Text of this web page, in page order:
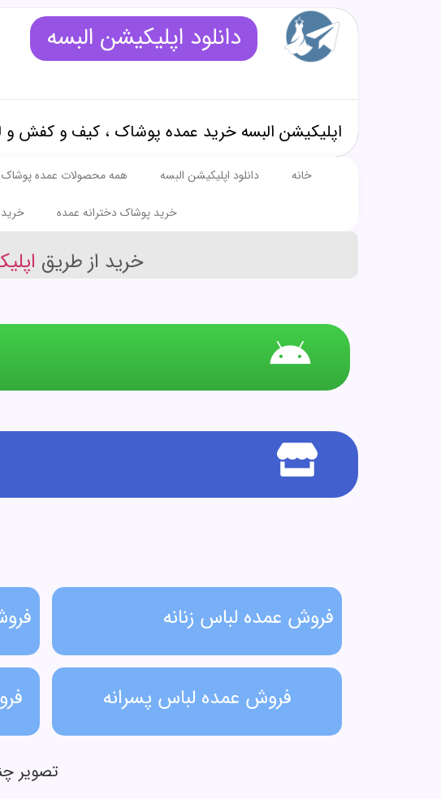
دانلود اپلیکیشن البسه
اپلیکیشن البسه خرید عمده پوشاک ، کیف و کفش و
خانه دانلود اپلیکیشن البسه همه محصولات عمده پوشاک
خرید پوشاک دخترانه عمده
خرید از طریق
فروش عمده لباس زنانه​
فروش عمده لباس پسرانه
تصویر